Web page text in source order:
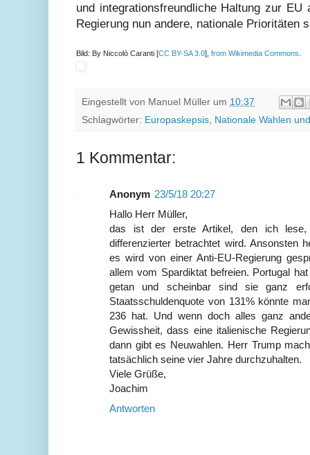
und integrationsfreundliche Haltung zur EU
Regierung nun andere, nationale Prioritäten
Bild: By Niccolò Caranti [CC BY-SA 3.0], from Wikimedia Commons
Eingestellt von Manuel Müller um 10:37
Schlagwörter: Europaskepsis, Nationale Wahlen
1 Kommentar:
Anonym 23/5/18 20:27
Hallo Herr Müller,
das ist der erste Artikel, den ich
differenzierter betrachtet wird. Ansonsten
es wird von einer Anti-EU-Regierung
allem vom Spardiktat befreien. Portugal
getan und scheinbar sind sie ganz
Staatsschuldenquote von 131% könnte
236 hat. Und wenn doch alles ganz
Gewissheit, dass eine italienische
dann gibt es Neuwahlen. Herr Trump
tatsächlich seine vier Jahre durchzuhalten.
Viele Grüße,
Joachim
Antworten